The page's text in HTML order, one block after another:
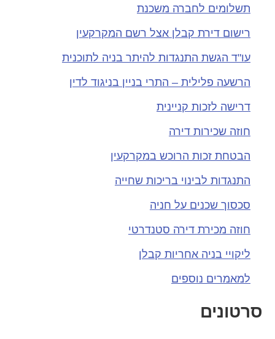
תשלומים לחברה משכנת
רישום דירת קבלן אצל רשם המקרקעין
עו"ד הגשת התנגדות להיתר בניה לתוכנית
הרשעה פלילית – התרי בניין בניגוד לדין
דרישה לזכות קניינית
חוזה שכירות דירה
הבטחת זכות הרוכש במקרקעין
התנגדות לבינוי בריכות שחייה
סכסוך שכנים על חניה
חוזה מכירת דירה סטנדרטי
ליקויי בניה אחריות קבלן
למאמרים נוספים
סרטונים